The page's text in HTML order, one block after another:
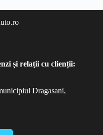
și relații cu clienții:
Dragasani,